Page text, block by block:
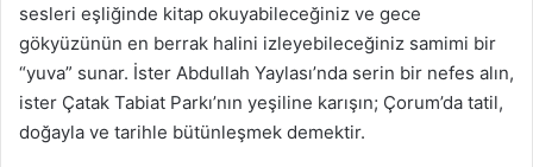
sesleri eşliğinde kitap okuyabileceğiniz ve gece
gökyüzünün en berrak halini izleyebileceğiniz samimi bir
“yuva” sunar. İster Abdullah Yaylası’nda serin bir nefes alın,
ister Çatak Tabiat Parkı’nın yeşiline karışın; Çorum’da tatil,
doğayla ve tarihle bütünleşmek demektir.